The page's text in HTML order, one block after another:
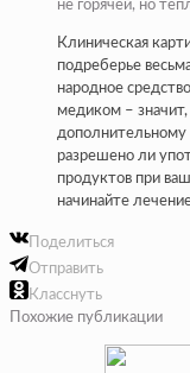
не горячей, но
Клиническая
подреберье
народное
медиком –
дополнительному
разрешено ли
продуктов при
начинайте
Поделиться
Отправить
Класснуть
Похожие публикации